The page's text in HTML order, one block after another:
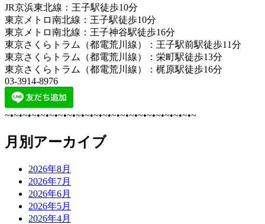
JR京浜東北線：王子駅徒歩10分
東京メトロ南北線：王子駅徒歩10分
東京メトロ南北線：王子神谷駅徒歩16分
東京さくらトラム（都電荒川線）：王子駅前駅徒歩11分
東京さくらトラム（都電荒川線）：栄町駅徒歩13分
東京さくらトラム（都電荒川線）：梶原駅徒歩16分
03-3914-8976
~•~•~•~•~•~•~•~•~•~•~•~•~•~•~•~•~•~•~•~•~•~
月別アーカイブ
2026年8月
2026年7月
2026年6月
2026年5月
2026年4月